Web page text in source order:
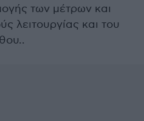
των μέτρων και
λειτουργίας και του